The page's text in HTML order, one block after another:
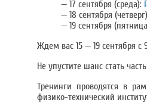
— 17 сентября (среда):
— 18 сентября
— 19 сентября
Ждем вас 15 — 19 сентября
Не упустите шанс стать
Тренинги проводятся в
физико-технический